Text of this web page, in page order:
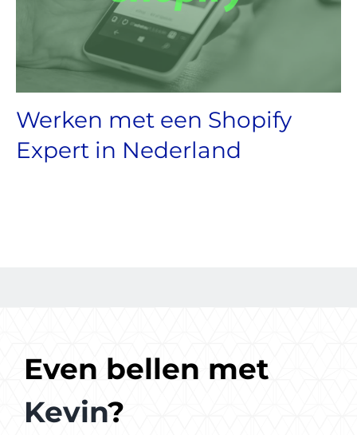
Werken met een Shopify
Expert in Nederland
Even bellen met
Kevin?